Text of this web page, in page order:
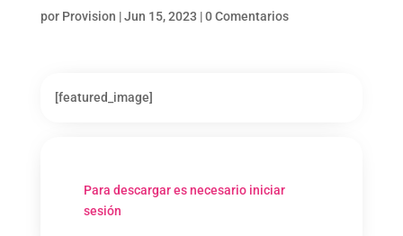
por Provision |Jun 15, 2023 |0 Comentarios
[featured_image]
Para descargar es necesario iniciar
sesión